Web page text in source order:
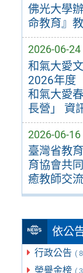
佛光大學
命教育』
2026-06-24
和氣大愛
2026年度
和氣大愛
長營」 資
2026-06-16
臺灣省教
育協會共
癒教師交流
依公
行政公告 (
榮譽金榜 (